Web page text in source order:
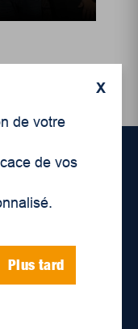
X
de votre
de vos
Plus tard